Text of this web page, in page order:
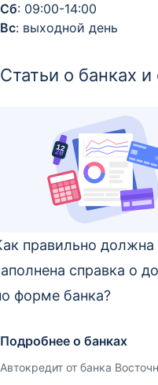
Сб: 09:00-14:00
Вс: выходной день
Статьи о банках и
правильно должна
справка о
форме банка?
Подробнее о банках
Автокредит от банка